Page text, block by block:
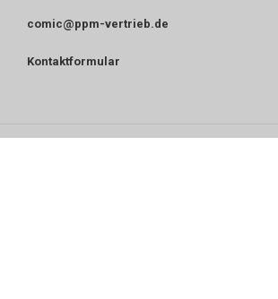
comic@ppm-vertrieb.de
Kontaktformular